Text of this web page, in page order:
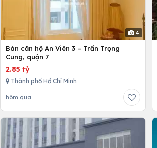
4
Bán căn hộ An Viên 3 – Trần Trọng
Cung, quận 7
2.85 tỷ
Thành phố Hồ Chí Minh
hôm qua